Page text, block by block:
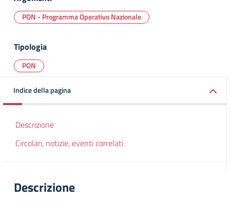
PON - Programma Operativo Nazionale
Tipologia
PON
Indice della pagina
Descrizione
Circolari, notizie, eventi correlati
Descrizione